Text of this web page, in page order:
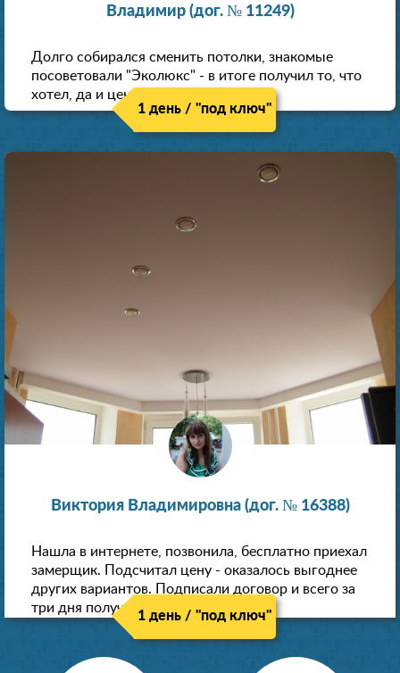
Владимир (дог. № 11249)
Долго собирался сменить потолки, знакомые
посоветовали "Эколюкс" - в итоге получил то, что
хотел, да и цена нормальная.
1 день / "под ключ"
Виктория Владимировна (дог. № 16388)
Нашла в интернете, позвонила, бесплатно приехал
замерщик. Подсчитал цену - оказалось выгоднее
других вариантов. Подписали договор и всего за
три дня получили новые потолки!
1 день / "под ключ"